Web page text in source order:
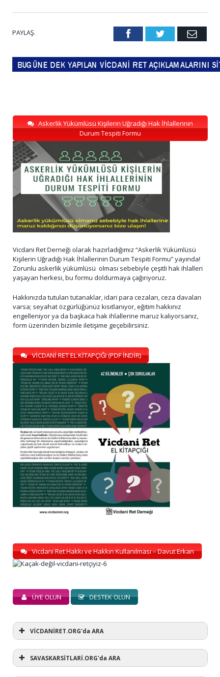
PAYLAŞ. FacebookTwitter Email
Askerlik Yükümlüsü Kişilerin Uğradığı Hak İhlallerinin
Durum Tespiti Formu
Vicdani Ret Derneği olarak hazırladığımız “Askerlik Yükümlüsü
Kişilerin Uğradığı Hak İhlallerinin Durum Tespiti Formu” yayında!
Zorunlu askerlik yükümlüsü olması sebebiyle çeşitli hak ihlalleri
yaşayan herkesi, bu formu doldurmaya çağırıyoruz.
Hakkınızda tutulan tutanaklar, idari para cezaları, ceza davaları
varsa; seyahat özgürlüğünüz kısıtlanıyor, eğitim hakkınız
engelleniyor ya da başkaca hak ihlallerine maruz kalıyorsanız,
form üzerinden bizimle iletişime geçebilirsiniz.
VİCDANİ RET EL KİTAPÇIĞI (PDF İNDİR)
Vicdani Ret Hakkı ve Hakkın Kullanılması – Davut Erkan
ÜYE OLUN DESTEK OLUN
VİCDANİRET.ORG'da ARA
SAVASKARSİTLARİ.ORG'da ARA